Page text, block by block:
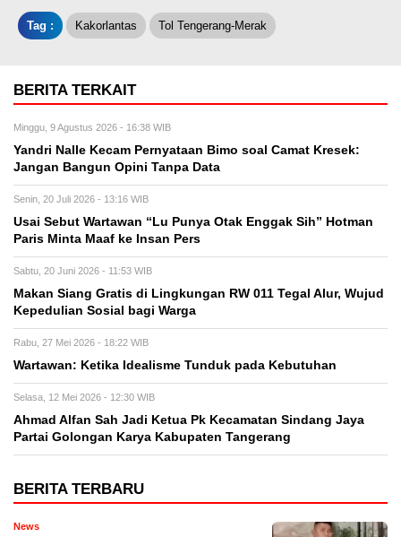
Tag : Kakorlantas Tol Tengerang-Merak
BERITA TERKAIT
Minggu, 9 Agustus 2026 - 16:38 WIB
Yandri Nalle Kecam Pernyataan Bimo soal Camat Kresek:
Jangan Bangun Opini Tanpa Data
Senin, 20 Juli 2026 - 13:16 WIB
Usai Sebut Wartawan “Lu Punya Otak Enggak Sih” Hotman
Paris Minta Maaf ke Insan Pers
Sabtu, 20 Juni 2026 - 11:53 WIB
Makan Siang Gratis di Lingkungan RW 011 Tegal Alur, Wujud
Kepedulian Sosial bagi Warga
Rabu, 27 Mei 2026 - 18:22 WIB
Wartawan: Ketika Idealisme Tunduk pada Kebutuhan
Selasa, 12 Mei 2026 - 12:30 WIB
‎Ahmad Alfan Sah Jadi Ketua Pk Kecamatan Sindang Jaya
Partai Golongan Karya Kabupaten Tangerang
BERITA TERBARU
News